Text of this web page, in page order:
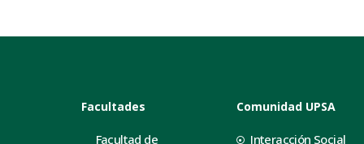
Facultades
Facultad de
Comunidad UPSA
Interacción Social